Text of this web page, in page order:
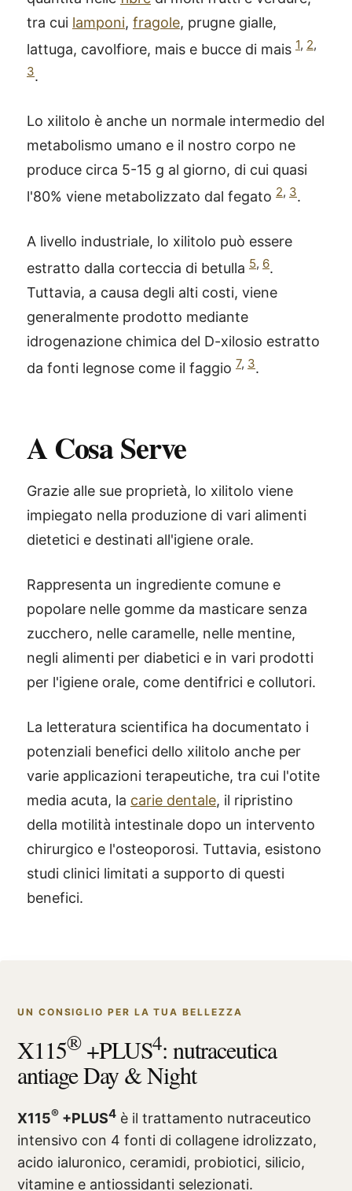
tra cui lamponi, fragole, prugne gialle,
lattuga, cavolfiore, mais e bucce di mais 1, 2,
3.
Lo xilitolo è anche un normale intermedio del
metabolismo umano e il nostro corpo ne
produce circa 5-15 g al giorno, di cui quasi
l'80% viene metabolizzato dal fegato 2, 3.
A livello industriale, lo xilitolo può essere
estratto dalla corteccia di betulla 5, 6.
Tuttavia, a causa degli alti costi, viene
generalmente prodotto mediante
idrogenazione chimica del D-xilosio estratto
da fonti legnose come il faggio 7, 3.
A Cosa Serve
Grazie alle sue proprietà, lo xilitolo viene
impiegato nella produzione di vari alimenti
dietetici e destinati all'igiene orale.
Rappresenta un ingrediente comune e
popolare nelle gomme da masticare senza
zucchero, nelle caramelle, nelle mentine,
negli alimenti per diabetici e in vari prodotti
per l'igiene orale, come dentifrici e collutori.
La letteratura scientifica ha documentato i
potenziali benefici dello xilitolo anche per
varie applicazioni terapeutiche, tra cui l'otite
media acuta, la carie dentale, il ripristino
della motilità intestinale dopo un intervento
chirurgico e l'osteoporosi. Tuttavia, esistono
studi clinici limitati a supporto di questi
benefici.
UN CONSIGLIO PER LA TUA BELLEZZA
X115®+PLUS4: nutraceutica
antiage Day & Night
X115® +PLUS4 è il trattamento nutraceutico
intensivo con 4 fonti di collagene idrolizzato,
acido ialuronico, ceramidi, probiotici, silicio,
vitamine e antiossidanti selezionati.